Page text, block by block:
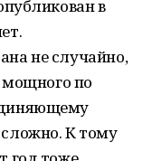
в
не случайно,
мощного по
сложно. К тому